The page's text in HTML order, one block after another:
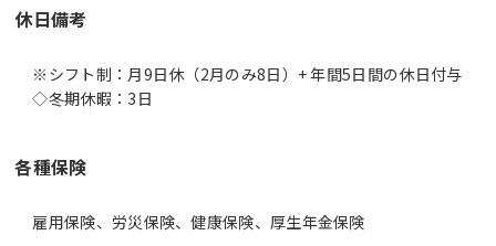
休日備考
※シフト制：月9日休（2月のみ8日）+ 年間5日間の休日付与
◇冬期休暇：3日
各種保険
雇用保険、労災保険、健康保険、厚生年金保険